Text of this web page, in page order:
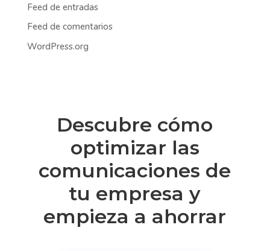
Feed de entradas
Feed de comentarios
WordPress.org
Descubre cómo
optimizar las
comunicaciones de
tu empresa y
empieza a ahorrar